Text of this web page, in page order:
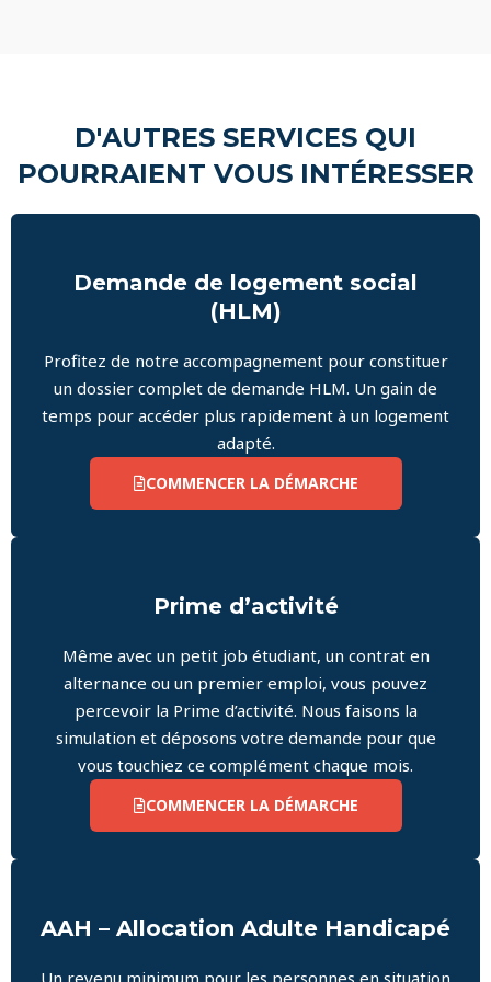
D'AUTRES SERVICES QUI
POURRAIENT VOUS INTÉRESSER
Demande de logement social
(HLM)
Profitez de notre accompagnement pour constituer
un dossier complet de demande HLM. Un gain de
temps pour accéder plus rapidement à un logement
adapté.
COMMENCER LA DÉMARCHE
Prime d’activité
Même avec un petit job étudiant, un contrat en
alternance ou un premier emploi, vous pouvez
percevoir la Prime d’activité. Nous faisons la
simulation et déposons votre demande pour que
vous touchiez ce complément chaque mois.
COMMENCER LA DÉMARCHE
AAH – Allocation Adulte Handicapé